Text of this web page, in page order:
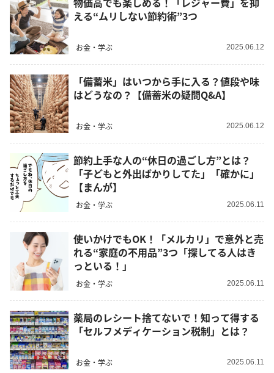
える“ムリしない節約術”3つ
お金・学ぶ 2025.06.12
「備蓄米」はいつから手に入る？値段や味
はどうなの？【備蓄米の疑問Q&A】
お金・学ぶ 2025.06.12
節約上手な人の“休日の過ごし方”とは？
「子どもと外出ばかりしてた」「確かに」
【まんが】
お金・学ぶ 2025.06.11
使いかけでもOK！「メルカリ」で意外と売
れる“家庭の不用品”3つ「探してる人はき
っといる！」
お金・学ぶ 2025.06.11
薬局のレシート捨てないで！知って得する
「セルフメディケーション税制」とは？
お金・学ぶ 2025.06.11